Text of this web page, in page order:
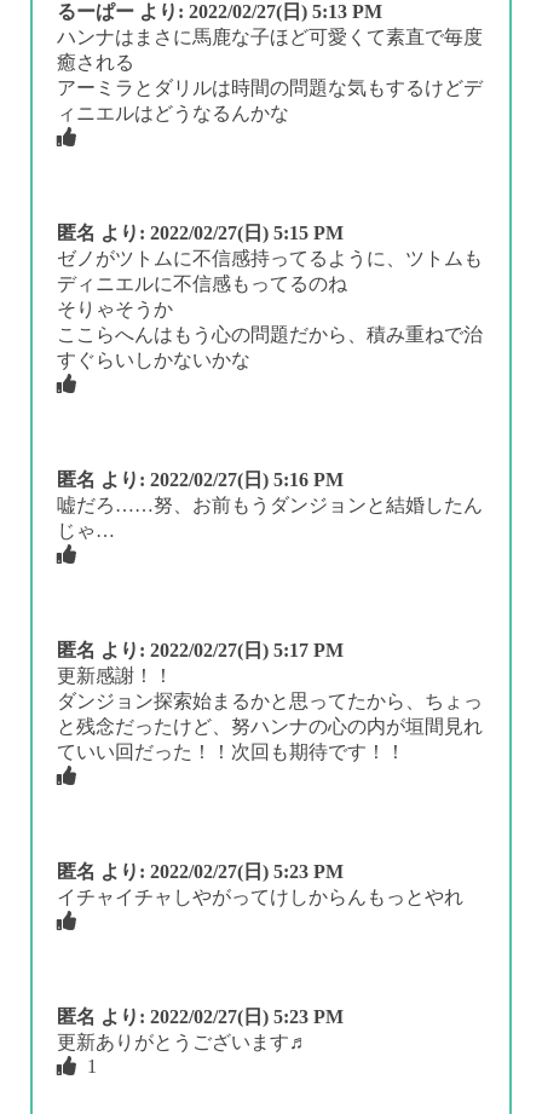
るーぱー より: 2022/02/27(日) 5:13 PM
ハンナはまさに馬鹿な子ほど可愛くて素直で毎度
癒される
アーミラとダリルは時間の問題な気もするけどデ
ィニエルはどうなるんかな
匿名 より: 2022/02/27(日) 5:15 PM
ゼノがツトムに不信感持ってるように、ツトムも
ディニエルに不信感もってるのね
そりゃそうか
ここらへんはもう心の問題だから、積み重ねで治
すぐらいしかないかな
匿名 より: 2022/02/27(日) 5:16 PM
嘘だろ……努、お前もうダンジョンと結婚したん
じゃ…
匿名 より: 2022/02/27(日) 5:17 PM
更新感謝！！
ダンジョン探索始まるかと思ってたから、ちょっ
と残念だったけど、努ハンナの心の内が垣間見れ
ていい回だった！！次回も期待です！！
匿名 より: 2022/02/27(日) 5:23 PM
イチャイチャしやがってけしからんもっとやれ
匿名 より: 2022/02/27(日) 5:23 PM
更新ありがとうございます♬
1